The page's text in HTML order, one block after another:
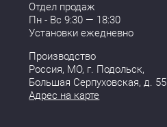
Отдел продаж
Пн - Вс 9:30 — 18:30
Установки ежедневно
Производство
Россия, МО, г. Подольск,
Большая Серпуховская, д. 55
Адрес на карте